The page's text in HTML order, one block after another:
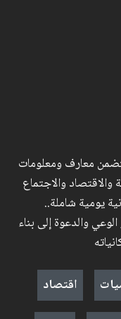
معارف ومعلومات
والاقتصاد والاجتماع
يومية شاملة..
والدعوة إلى بناء
اقتصاد